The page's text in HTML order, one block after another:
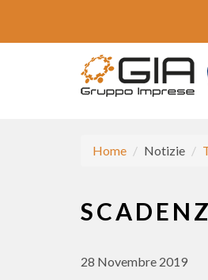
Home Notizie
28 Novembre 2019